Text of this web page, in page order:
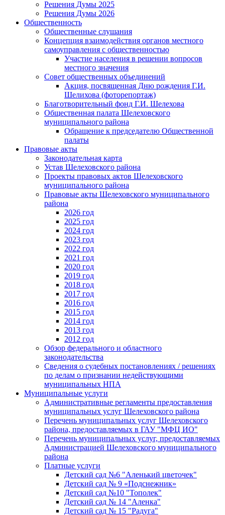
Решения Думы 2025
Решения Думы 2026
Общественность
Общественные слушания
Концепция взаимодействия органов местного
самоуправления с общественностью
Участие населения в решении вопросов
местного значения
Совет общественных объединений
Акция, посвященная Дню рождения Г.И.
Шелихова (фоторепортаж)
Благотворительный фонд Г.И. Шелехова
Общественная палата Шелеховского
муниципального района
Обращение к председателю Общественной
палаты
Правовые акты
Законодательная карта
Устав Шелеховского района
Проекты правовых актов Шелеховского
муниципального района
Правовые акты Шелеховского муниципального
района
2026 год
2025 год
2024 год
2023 год
2022 год
2021 год
2020 год
2019 год
2018 год
2017 год
2016 год
2015 год
2014 год
2013 год
2012 год
Обзор федерального и областного
законодательства
Сведения о судебных постановлениях / решениях
по делам о признании недействующими
муниципальных НПА
Муниципальные услуги
Административные регламенты предоставления
муниципальных услуг Шелеховского района
Перечень муниципальных услуг Шелеховского
района, предоставляемых в ГАУ "МФЦ ИО"
Перечень муниципальных услуг, предоставляемых
Администрацией Шелеховского муниципального
района
Платные услуги
Детский сад №6 "Аленький цветочек"
Детский сад № 9 «Подснежник»
Детский сад №10 "Тополек"
Детский сад № 14 "Аленка"
Детский сад № 15 "Радуга"